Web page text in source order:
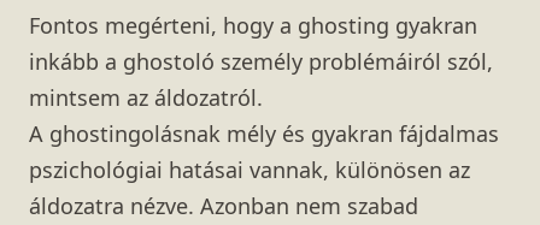
Fontos megérteni, hogy a ghosting gyakran
inkább a ghostoló személy problémáiról szól,
mintsem az áldozatról.
A ghostingolásnak mély és gyakran fájdalmas
pszichológiai hatásai vannak, különösen az
áldozatra nézve. Azonban nem szabad